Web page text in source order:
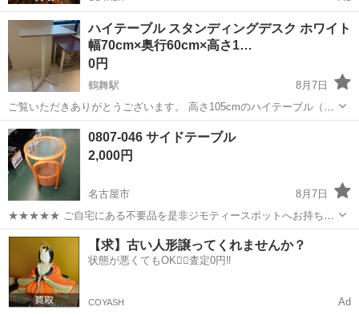
ハイテーブル スタンディングデスク ホワイト
幅70cm×奥行60cm×高さ1…
0円
鶴舞駅
8月7日
ご覧いただきありがとうございます。 高さ105cmのハイテーブル（ス
タンディングデスク）です。 PC作業やちょっとしたミーティング、店
舗のカウンター・カフェテーブルなど多用途にお使いいただけます。
【サイズ】 ...
愛知 名古屋市 鶴舞駅 テーブル
0807-046 サイドテーブル
2,000円
名古屋市
8月7日
★★★★★ ご自宅にある不要品を是非ジモティースポットへお持ち込
みしませんか？ 家電、趣味・スポーツ・レジャー用品、こども用品、
衣料服飾品、生活雑貨、家具、本、CD・DVDなどが無料でまとめて持
ち込めます！ ※詳細はこ...
愛知 名古屋市 テーブル サイドテーブル
【求】古い人形譲ってくれませんか？
状態が悪くてもOK🙆‍♀️査定0円‼️
COYASH Ad